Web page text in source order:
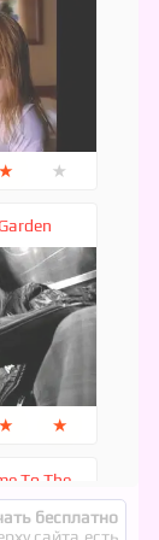
★ ★
★ ★
To The
бесплатно